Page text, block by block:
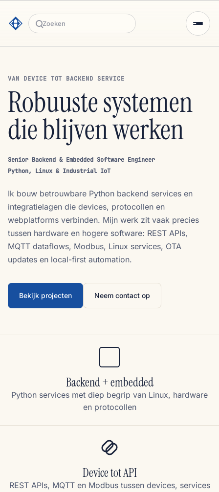
Zoeken
VAN DEVICE TOT BACKEND SERVICE
Robuuste systemen
die blijven werken
Senior Backend & Embedded Software Engineer
Python, Linux & Industrial IoT
Ik bouw betrouwbare Python backend services en
integratielagen die devices, protocollen en
webplatforms verbinden. Mijn werk zit vaak precies
tussen hardware en hogere software: REST APIs,
MQTT dataflows, Modbus, Linux services, OTA
updates en local-first automation.
Bekijk projecten Neem contact op
Backend + embedded
Python services met diep begrip van Linux, hardware
en protocollen
Device tot API
REST APIs, MQTT en Modbus tussen devices, services